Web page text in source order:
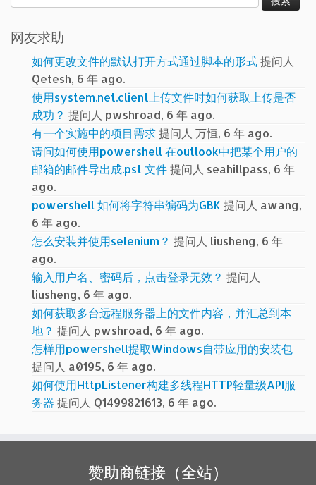
索：
网友求助
如何更改文件的默认打开方式通过脚本的形式提问人
Qetesh, 6 年 ago.
使用system.net.client上传文件时如何获取上传是否
成功？ 提问人 pwshroad, 6 年 ago.
有一个实施中的项目需求提问人 万恒, 6 年 ago.
请问如何使用powershell 在outlook中把某个用户的
邮箱的邮件导出成.pst 文件提问人 seahillpass, 6 年
ago.
powershell 如何将字符串编码为GBK 提问人 awang,
6 年 ago.
怎么安装并使用selenium？ 提问人 liusheng, 6 年
ago.
输入用户名、密码后，点击登录无效？ 提问人
liusheng, 6 年 ago.
如何获取多台远程服务器上的文件内容，并汇总到本
地？ 提问人 pwshroad, 6 年 ago.
怎样用powershell提取Windows自带应用的安装包
提问人 a0195, 6 年 ago.
如何使用HttpListener构建多线程HTTP轻量级API服
务器 提问人 Q1499821613, 6 年 ago.
赞助商链接（全站）